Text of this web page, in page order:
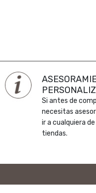
Si antes de
necesitas
ir a cualquiera
tiendas.